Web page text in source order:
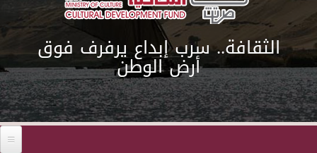
الثقافة.. سرب إبداع يرفرف فوق
أرض الوطن